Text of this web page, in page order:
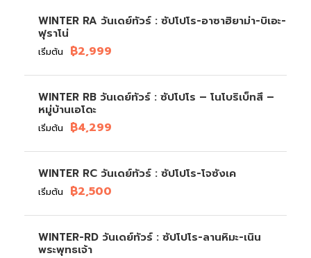
WINTER RA วันเดย์ทัวร์ : ซัปโปโร-อาซาฮิยาม่า-บิเอะ-
ฟุราโน่
เริ่มต้น ฿2,999
WINTER RB วันเดย์ทัวร์ : ซัปโปโร – โนโบริเบ็ทสึ –
หมู่บ้านเอโดะ
เริ่มต้น ฿4,299
WINTER RC วันเดย์ทัวร์ : ซัปโปโร-โจซังเค
เริ่มต้น ฿2,500
WINTER-RD วันเดย์ทัวร์ : ซัปโปโร-ลานหิมะ-เนิน
พระพุทธเจ้า